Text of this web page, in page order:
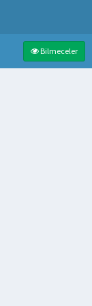
Bilmeceler